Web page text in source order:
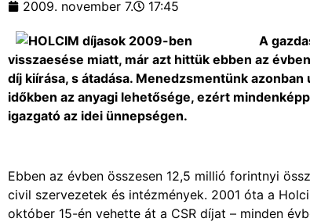
2009. november 7. 17:45
A
visszaesése miatt, már azt hittük ebben az
díj kiírása, s átadása. Menedzsmentünk
időkben az anyagi lehetősége, ezért
igazgató az idei ünnepségen.
Ebben az évben összesen 12,5 millió forintnyi
civil szervezetek és intézmények. 2001 óta a
október 15-én vehette át a CSR díjat – minden